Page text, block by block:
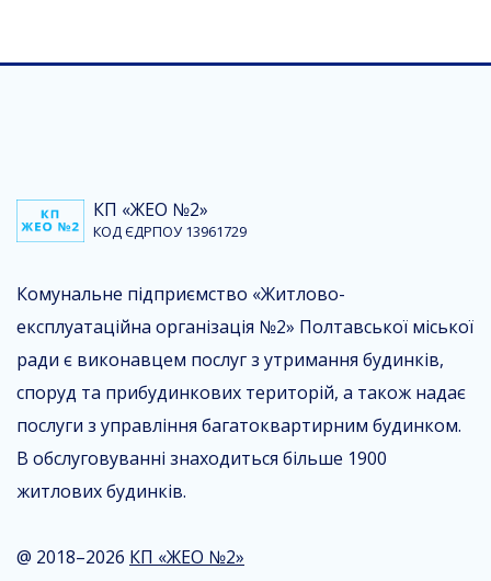
КП «ЖЕО №2»
КОД ЄДРПОУ 13961729
Комунальне підприємство «Житлово-
експлуатаційна організація №2» Полтавської міської
ради є виконавцем послуг з утримання будинків,
споруд та прибудинкових територій, а також надає
послуги з управління багатоквартирним будинком.
В обслуговуванні знаходиться більше 1900
житлових будинків.
@ 2018–2026 КП «ЖЕО №2»